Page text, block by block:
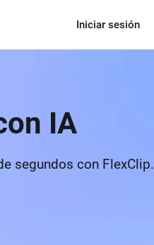
Iniciar sesión
IA
segundos con FlexClip.